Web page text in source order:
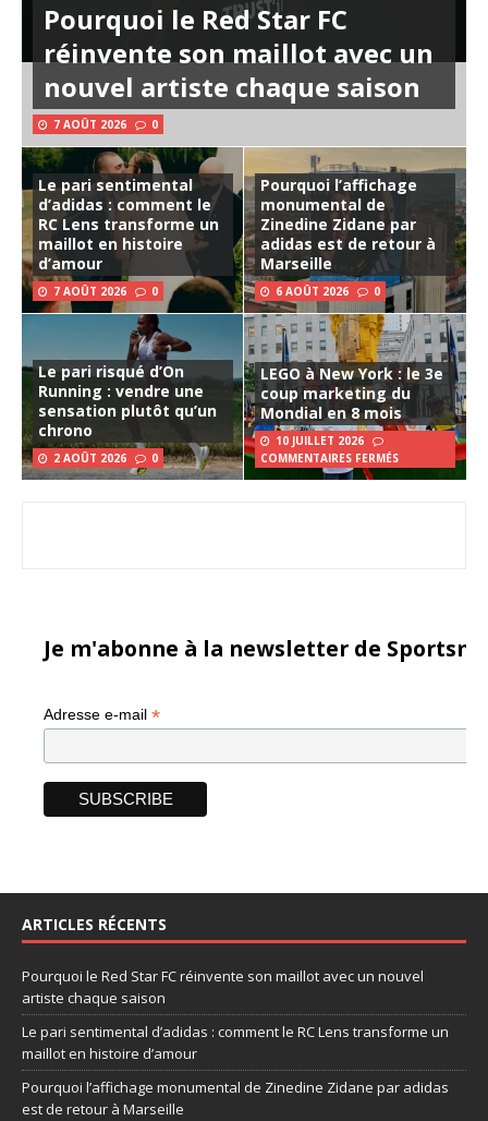
Pourquoi le Red Star FC
réinvente son maillot avec un
nouvel artiste chaque saison
7 AOÛT 2026 0
Le pari sentimental
d’adidas : comment le
RC Lens transforme un
maillot en histoire
d’amour
7 AOÛT 2026 0
Pourquoi l’affichage
monumental de
Zinedine Zidane par
adidas est de retour à
Marseille
6 AOÛT 2026 0
Le pari risqué d’On
Running : vendre une
sensation plutôt qu’un
chrono
2 AOÛT 2026 0
LEGO à New York : le 3e
coup marketing du
Mondial en 8 mois
10 JUILLET 2026
COMMENTAIRES FERMÉS
Je m'abonne à la newsletter de
Adresse e-mail *
ARTICLES RÉCENTS
Pourquoi le Red Star FC réinvente son maillot avec un nouvel
artiste chaque saison
Le pari sentimental d’adidas : comment le RC Lens transforme un
maillot en histoire d’amour
Pourquoi l’affichage monumental de Zinedine Zidane par adidas
est de retour à Marseille